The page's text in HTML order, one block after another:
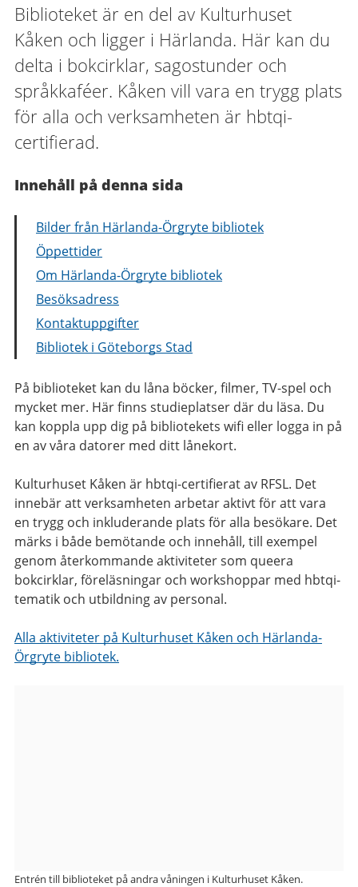
Biblioteket är en del av Kulturhuset
Kåken och ligger i Härlanda. Här kan du
delta i bokcirklar, sagostunder och
språkkaféer. Kåken vill vara en trygg plats
för alla och verksamheten är hbtqi-
certifierad.
Innehåll på denna sida
Bilder från Härlanda-Örgryte bibliotek
Öppettider
Om Härlanda-Örgryte bibliotek
Besöksadress
Kontaktuppgifter
Bibliotek i Göteborgs Stad
På biblioteket kan du låna böcker, filmer, TV-spel och
mycket mer. Här finns studieplatser där du läsa. Du
kan koppla upp dig på bibliotekets wifi eller logga in på
en av våra datorer med ditt lånekort.
Kulturhuset Kåken är hbtqi-certifierat av RFSL. Det
innebär att verksamheten arbetar aktivt för att vara
en trygg och inkluderande plats för alla besökare. Det
märks i både bemötande och innehåll, till exempel
genom återkommande aktiviteter som queera
bokcirklar, föreläsningar och workshoppar med hbtqi-
tematik och utbildning av personal.
Alla aktiviteter på Kulturhuset Kåken och Härlanda-
Örgryte bibliotek.
Entrén till biblioteket på andra våningen i Kulturhuset Kåken.